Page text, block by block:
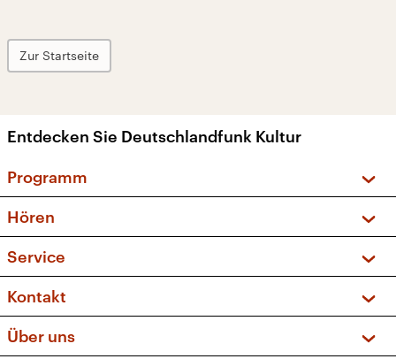
Zur Startseite
Entdecken Sie Deutschlandfunk Kultur
Programm
Sendungen und Podcasts
Musikliste
Kakadu – Das Kinderprogramm
Hören
Frequenzen (UKW + DAB+)
Service
FAQ
Apps
Newsletter
Kontakt
Über uns